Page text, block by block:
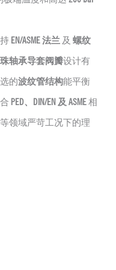
EN/ASME 法兰 及 螺纹
轴承导套阀瓣设计有
的波纹管结构能平衡
PED、DIN/EN 及 ASME相
领域严苛工况下的理